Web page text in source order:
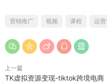
营销推广 视频 课程 运
上一篇
TK虚拟资源变现-tiktok跨境电商